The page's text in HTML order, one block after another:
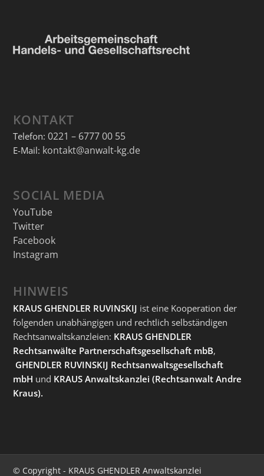
KONTAKT
Telefon: 0221 – 6777 00 55
E-Mail: kontakt@anwalt-kg.de
SOCIAL MEDIA
YouTube
Twitter
Facebook
Instagram
HINWEIS
KRAUS GHENDLER RUVINSKIJ ist eine Kooperation der
folgenden unabhängigen und rechtlich selbständigen
Rechtsanwaltskanzleien: KRAUS GHENDLER
Rechtsanwälte Partnerschaftsgesellschaft mbB,
GHENDLER RUVINSKIJ Rechtsanwaltsgesellschaft
mbH und KRAUS Anwaltskanzlei (Rechtsanwalt Andre
Kraus).
© Copyright - KRAUS GHENDLER Anwaltskanzlei